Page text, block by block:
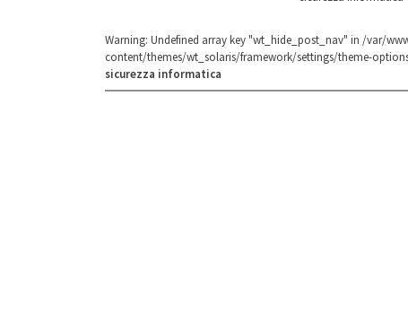
Warning: Undefined array key "wt_hide_post_nav" in /var/
content/themes/wt_solaris/framework/settings/theme-
sicurezza informatica